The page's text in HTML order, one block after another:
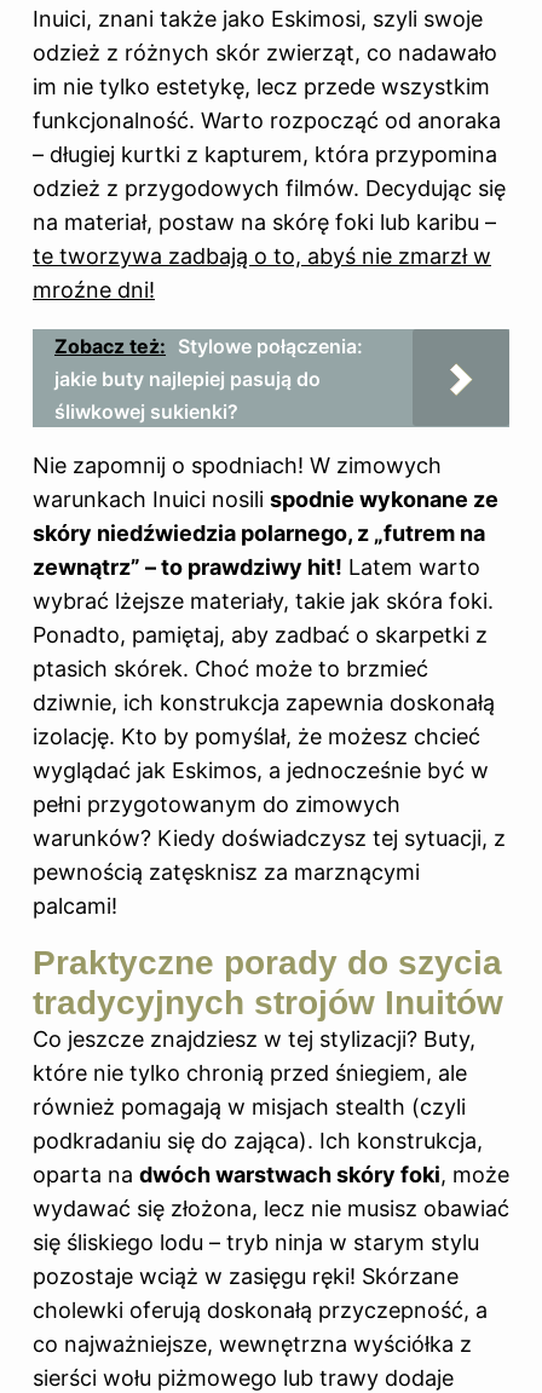
Inuici, znani także jako Eskimosi, szyli swoje
odzież z różnych skór zwierząt, co nadawało
im nie tylko estetykę, lecz przede wszystkim
funkcjonalność. Warto rozpocząć od anoraka
– długiej kurtki z kapturem, która przypomina
odzież z przygodowych filmów. Decydując się
na materiał, postaw na skórę foki lub karibu –
te tworzywa zadbają o to, abyś nie zmarzł w
mroźne dni!
Zobacz też: Stylowe połączenia:
jakie buty najlepiej pasują do
śliwkowej sukienki?
Nie zapomnij o spodniach! W zimowych
warunkach Inuici nosili spodnie wykonane ze
skóry niedźwiedzia polarnego, z „futrem na
zewnątrz” – to prawdziwy hit! Latem warto
wybrać lżejsze materiały, takie jak skóra foki.
Ponadto, pamiętaj, aby zadbać o skarpetki z
ptasich skórek. Choć może to brzmieć
dziwnie, ich konstrukcja zapewnia doskonałą
izolację. Kto by pomyślał, że możesz chcieć
wyglądać jak Eskimos, a jednocześnie być w
pełni przygotowanym do zimowych
warunków? Kiedy doświadczysz tej sytuacji, z
pewnością zatęsknisz za marznącymi
palcami!
Praktyczne porady do szycia
tradycyjnych strojów Inuitów
Co jeszcze znajdziesz w tej stylizacji? Buty,
które nie tylko chronią przed śniegiem, ale
również pomagają w misjach stealth (czyli
podkradaniu się do zająca). Ich konstrukcja,
oparta na dwóch warstwach skóry foki, może
wydawać się złożona, lecz nie musisz obawiać
się śliskiego lodu – tryb ninja w starym stylu
pozostaje wciąż w zasięgu ręki! Skórzane
cholewki oferują doskonałą przyczepność, a
co najważniejsze, wewnętrzna wyściółka z
sierści wołu piżmowego lub trawy dodaje